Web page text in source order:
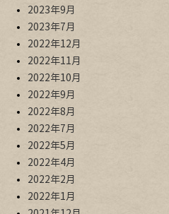
2023年9月
2023年7月
2022年12月
2022年11月
2022年10月
2022年9月
2022年8月
2022年7月
2022年5月
2022年4月
2022年2月
2022年1月